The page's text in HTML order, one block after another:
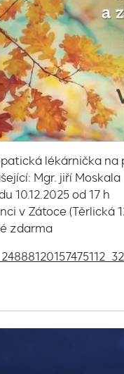
lékárnička na
Mgr. jiří Moskala
10.12.2025 od 17 h
v Zátoce (Těrlická
zdarma